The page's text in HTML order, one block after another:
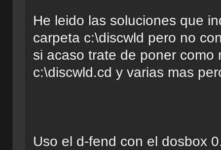
He leido las soluciones que
carpeta c:\discwld pero no
si acaso trate de poner como
c:\discwld.cd y varias mas
Uso el d-fend con el dosbox